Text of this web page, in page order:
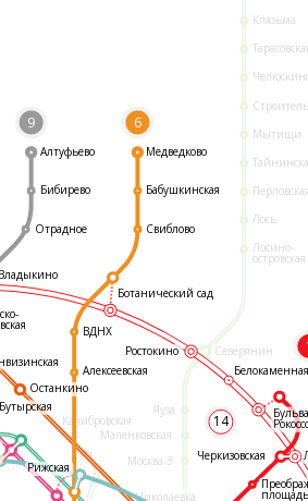
Клязьма
Мытищи
Лось
Лосино-
островская
Северянин
Яуза
Маленковская
Москва-3
Николаевка
Калибровская 14
9 6
Останкино
Медведково
Бабушкинская
Свиблово
ВДНХ
Алексеевская
Рижская
Бутырская
Бибирево
Отрадное
Владыкино
Ботанический сад
Алтуфьево
Ростокино
Черкизовская
площадь